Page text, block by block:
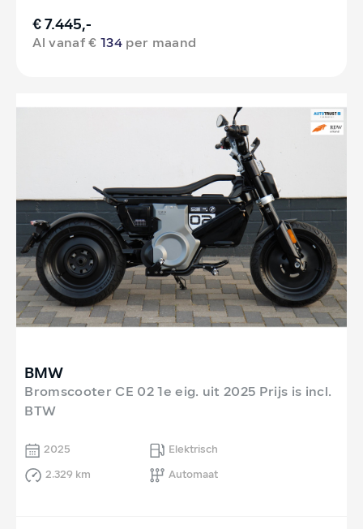
€ 7.445,-
Al vanaf €134 per maand
BMW
Bromscooter CE 02 1e eig. uit 2025 Prijs is incl.
BTW
2025
Elektrisch
2.329 km
Automaat